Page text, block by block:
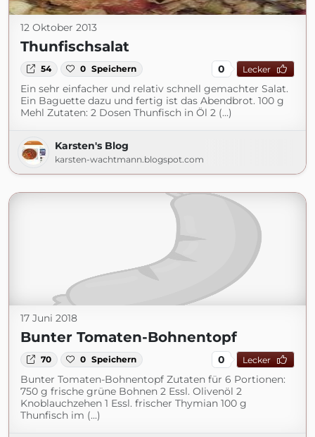
12 Oktober 2013
Thunfischsalat
54 0 Speichern 0 Lecker
Ein sehr einfacher und relativ schnell gemachter Salat.
Ein Baguette dazu und fertig ist das Abendbrot. 100 g
Mehl Zutaten: 2 Dosen Thunfisch in Öl 2 (...)
Karsten's Blog
karsten-wachtmann.blogspot.com
17 Juni 2018
Bunter Tomaten-Bohnentopf
70 0 Speichern 0 Lecker
Bunter Tomaten-Bohnentopf Zutaten für 6 Portionen:
750 g frische grüne Bohnen 2 Essl. Olivenöl 2
Knoblauchzehen 1 Essl. frischer Thymian 100 g
Thunfisch im (...)